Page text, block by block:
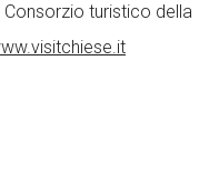
turistico della